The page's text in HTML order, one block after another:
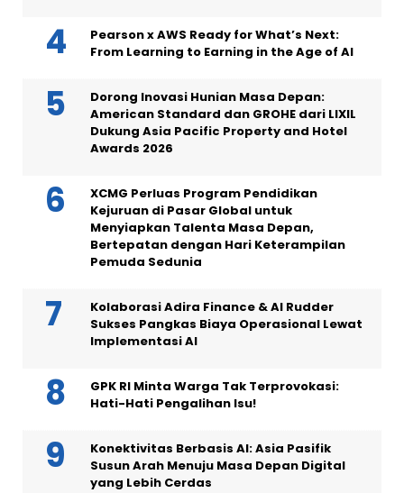
Pearson x AWS Ready for What’s Next:
From Learning to Earning in the Age of AI
Dorong Inovasi Hunian Masa Depan:
American Standard dan GROHE dari LIXIL
Dukung Asia Pacific Property and Hotel
Awards 2026
XCMG Perluas Program Pendidikan
Kejuruan di Pasar Global untuk
Menyiapkan Talenta Masa Depan,
Bertepatan dengan Hari Keterampilan
Pemuda Sedunia
Kolaborasi Adira Finance & AI Rudder
Sukses Pangkas Biaya Operasional Lewat
Implementasi AI
GPK RI Minta Warga Tak Terprovokasi:
Hati-Hati Pengalihan Isu!
Konektivitas Berbasis AI: Asia Pasifik
Susun Arah Menuju Masa Depan Digital
yang Lebih Cerdas